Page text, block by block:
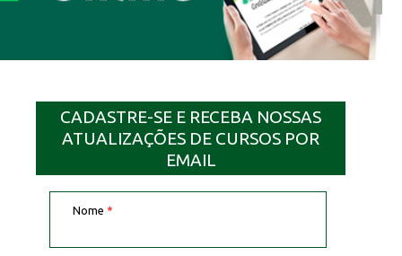
CADASTRE-SE E RECEBA NOSSAS
ATUALIZAÇÕES DE CURSOS POR
EMAIL
Nome *